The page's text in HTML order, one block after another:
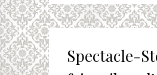
Spectacle-